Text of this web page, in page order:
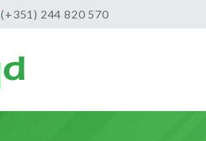
(+351) 244 820 570